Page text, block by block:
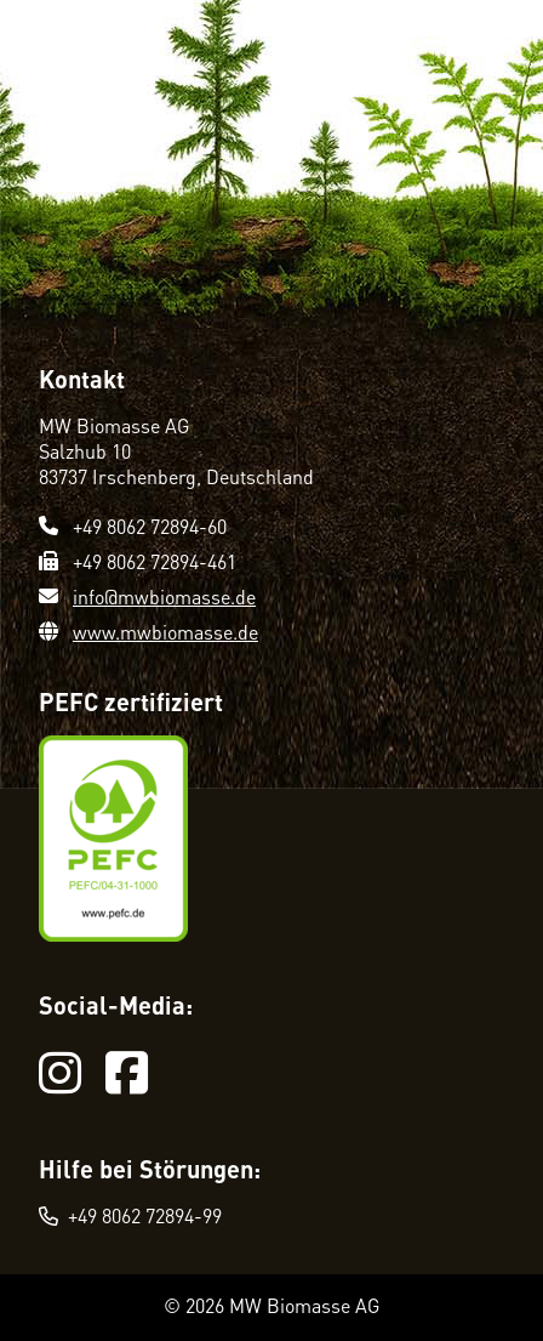
Kontakt
MW Biomasse AG
Salzhub 10
83737 Irschenberg, Deutschland
+49 8062 72894-60
+49 8062 72894-461
info@mwbiomasse.de
www.mwbiomasse.de
PEFC zertifiziert
Social-Media:
Hilfe bei Störungen:
+49 8062 72894-99
© 2026 MW Biomasse AG